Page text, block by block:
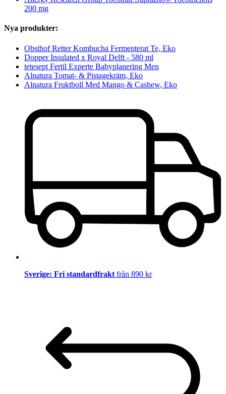
200 mg
Nya produkter:
Obsthof Retter Kombucha Fermenterat Te, Eko
Dopper Insulated x Royal Delft - 580 ml
tetesept Fertil Experte Babyplanering Men
Alnatura Tomat- & Pistagekräm, Eko
Alnatura Fruktboll Med Mango & Cashew, Eko
Sverige: Fri standardfrakt från 890 kr